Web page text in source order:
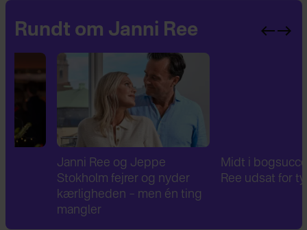
Rundt om Janni Ree
Janni Ree og Jeppe
Stokholm fejrer og nyder
kærligheden – men én ting
mangler
Midt i bogsuccesen:
Ree udsat for tyveri